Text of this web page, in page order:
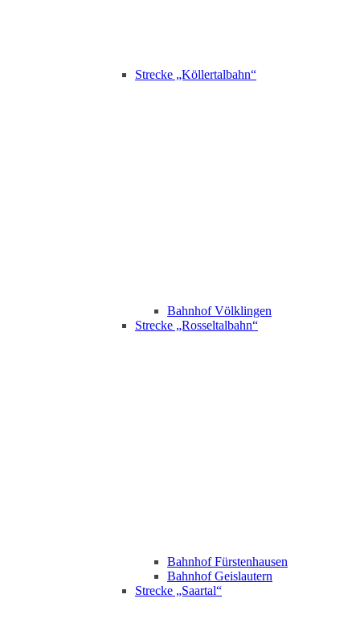
Strecke „Köllertalbahn“
Bahnhof Völklingen
Strecke „Rosseltalbahn“
Bahnhof Fürstenhausen
Bahnhof Geislautern
Strecke „Saartal“